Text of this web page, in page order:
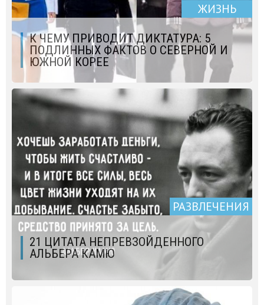
ЖИЗНЬ
К ЧЕМУ ПРИВОДИТ ДИКТАТУРА: 5
ПОДЛИННЫХ ФАКТОВ О СЕВЕРНОЙ И
ЮЖНОЙ КОРЕЕ
РАЗВЛЕЧЕНИЯ
21 ЦИТАТА НЕПРЕВЗОЙДЕННОГО
АЛЬБЕРА КАМЮ